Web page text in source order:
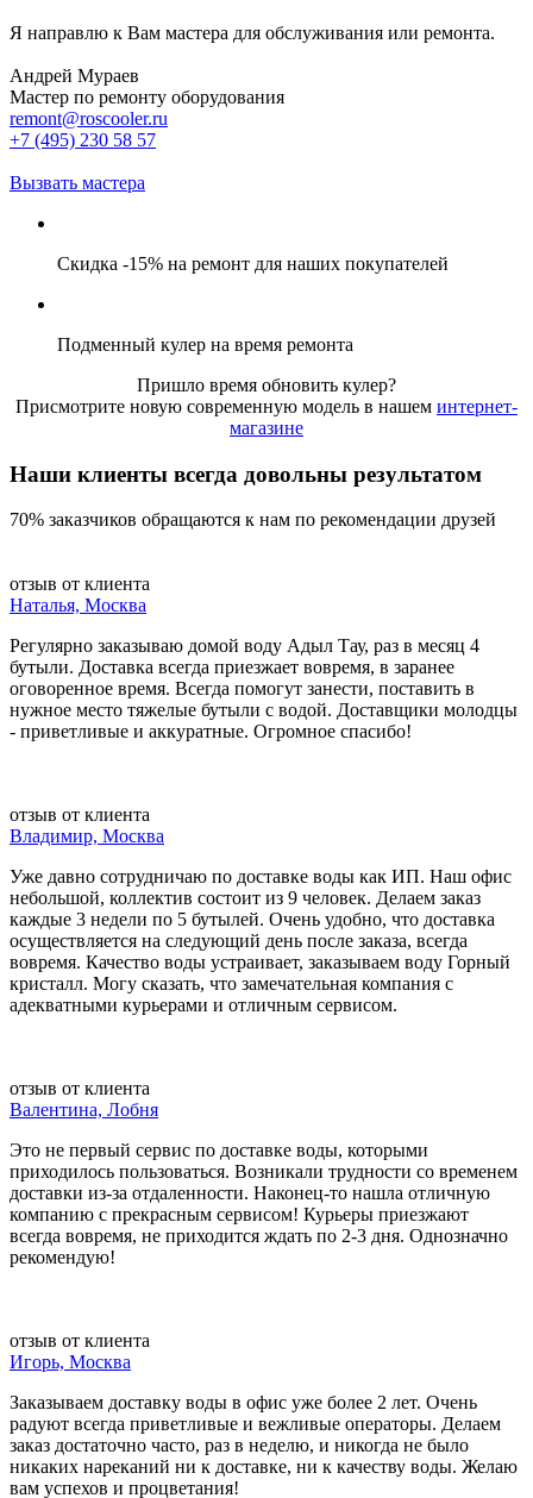
Я направлю к Вам мастера для обслуживания или ремонта.
Андрей Мураев
Мастер по ремонту оборудования
remont@roscooler.ru
+7 (495) 230 58 57
Вызвать мастера
Скидка -15% на ремонт для наших покупателей
Подменный кулер на время ремонта
Пришло время обновить кулер?
Присмотрите новую современную модель в нашем интернет-
магазине
Наши клиенты всегда довольны результатом
70% заказчиков обращаются к нам по рекомендации друзей
отзыв от клиента
Наталья, Москва
Регулярно заказываю домой воду Адыл Тау, раз в месяц 4
бутыли. Доставка всегда приезжает вовремя, в заранее
оговоренное время. Всегда помогут занести, поставить в
нужное место тяжелые бутыли с водой. Доставщики молодцы
- приветливые и аккуратные. Огромное спасибо!
отзыв от клиента
Владимир, Москва
Уже давно сотрудничаю по доставке воды как ИП. Наш офис
небольшой, коллектив состоит из 9 человек. Делаем заказ
каждые 3 недели по 5 бутылей. Очень удобно, что доставка
осуществляется на следующий день после заказа, всегда
вовремя. Качество воды устраивает, заказываем воду Горный
кристалл. Могу сказать, что замечательная компания с
адекватными курьерами и отличным сервисом.
отзыв от клиента
Валентина, Лобня
Это не первый сервис по доставке воды, которыми
приходилось пользоваться. Возникали трудности со временем
доставки из-за отдаленности. Наконец-то нашла отличную
компанию с прекрасным сервисом! Курьеры приезжают
всегда вовремя, не приходится ждать по 2-3 дня. Однозначно
рекомендую!
отзыв от клиента
Игорь, Москва
Заказываем доставку воды в офис уже более 2 лет. Очень
радуют всегда приветливые и вежливые операторы. Делаем
заказ достаточно часто, раз в неделю, и никогда не было
никаких нареканий ни к доставке, ни к качеству воды. Желаю
вам успехов и процветания!